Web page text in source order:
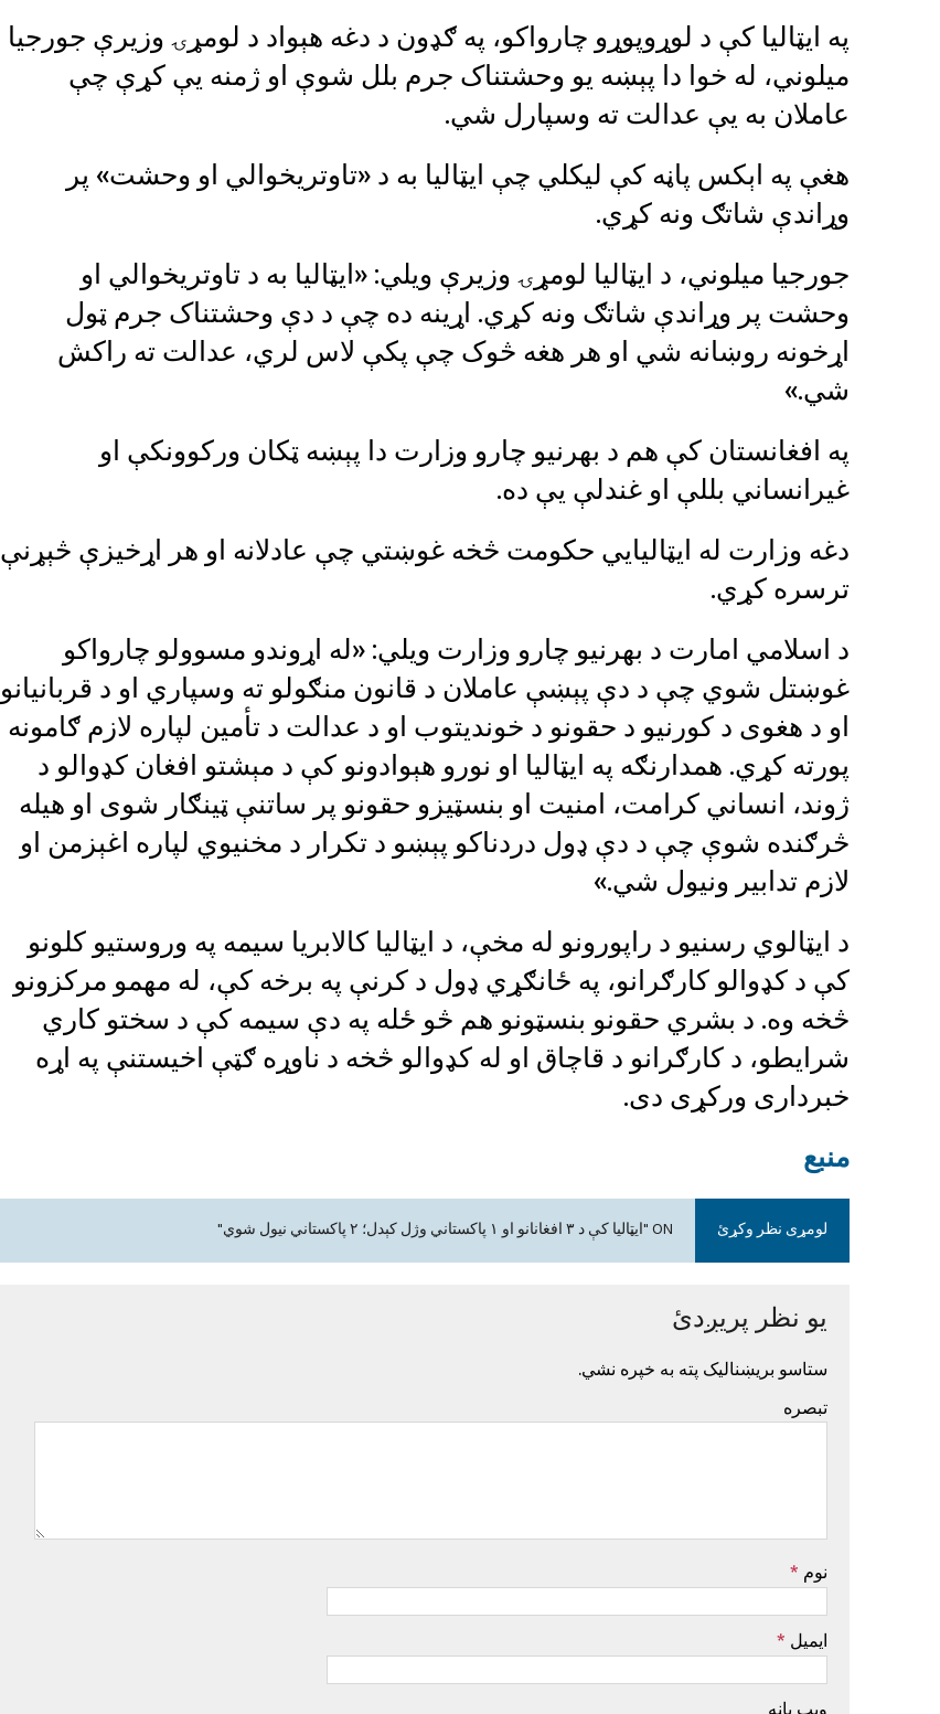
په ایټالیا کې د لوړوپوړو چارواکو، په ګډون د دغه هېواد د لومړۍ وزیرې جورجیا
میلوني، له خوا دا پېښه یو وحشتناک جرم بلل شوې او ژمنه یې کړې چې
عاملان به یې عدالت ته وسپارل شي.
هغې په اېکس پاڼه کې لیکلي چې ایټالیا به د «تاوتریخوالي او وحشت» پر
وړاندې شاتګ ونه کړي.
جورجیا میلوني، د ایټالیا لومړۍ وزیرې ویلي: «ایټالیا به د تاوتریخوالي او
وحشت پر وړاندې شاتګ ونه کړي. اړینه ده چې د دې وحشتناک جرم ټول
اړخونه روښانه شي او هر هغه څوک چې پکې لاس لري، عدالت ته راکش
شي.»
په افغانستان کې هم د بهرنیو چارو وزارت دا پېښه ټکان ورکوونکې او
غیرانساني بللې او غندلې یې ده.
دغه وزارت له ایټالیايي حکومت څخه غوښتي چې عادلانه او هر اړخیزې څېړنې
ترسره کړي.
د اسلامي امارت د بهرنیو چارو وزارت ویلي: «له اړوندو مسوولو چارواکو
غوښتل شوي چې د دې پېښې عاملان د قانون منګولو ته وسپاري او د قربانیانو
او د هغوی د کورنیو د حقونو د خوندیتوب او د عدالت د تأمین لپاره لازم ګامونه
پورته کړي. همدارنګه په ایټالیا او نورو هېوادونو کې د مېشتو افغان کډوالو د
ژوند، انساني کرامت، امنیت او بنسټیزو حقونو پر ساتنې ټینګار شوی او هیله
څرګنده شوې چې د دې ډول دردناکو پېښو د تکرار د مخنیوي لپاره اغېزمن او
لازم تدابیر ونیول شي.»
د ایټالوي رسنیو د راپورونو له مخې، د ایټالیا کالابریا سیمه په وروستیو کلونو
کې د کډوالو کارګرانو، په ځانګړي ډول د کرنې په برخه کې، له مهمو مرکزونو
څخه وه. د بشري حقونو بنسټونو هم څو ځله په دې سیمه کې د سختو کاري
شرایطو، د کارګرانو د قاچاق او له کډوالو څخه د ناوړه ګټې اخیستنې په اړه
خبرداری ورکړی دی.
منبع
لومړی نظر وکړئ ON "ایټالیا کې د ۳ افغانانو او ۱ پاکستاني وژل کېدل؛ ۲ پاکستاني نیول شوي"
یو نظر پریږدئ
ستاسو بریښنالیک پته به خپره نشي.
تبصره
نوم *
ایمیل *
ویب پاڼه